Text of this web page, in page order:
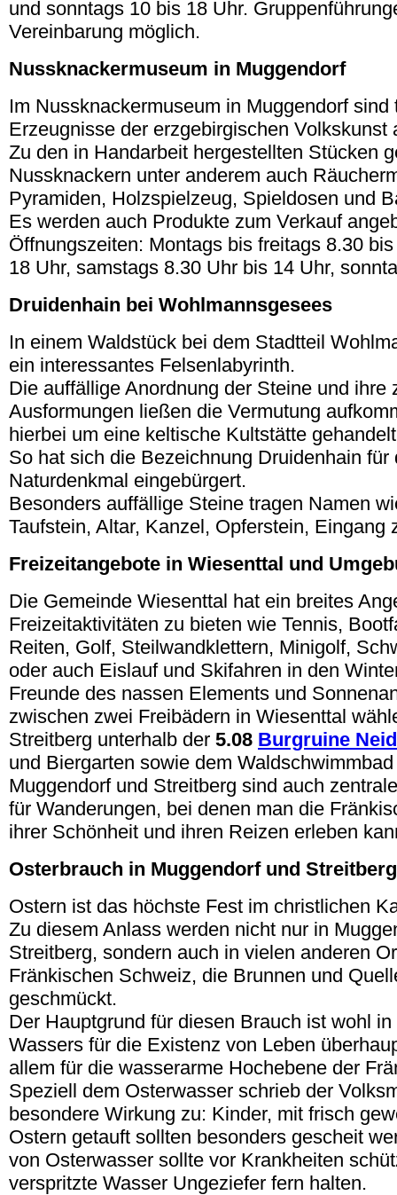
und sonntags 10 bis 18 Uhr.
Vereinbarung möglich.
Nussknackermuseum in Muggendorf
Im Nussknackermuseum in Muggendorf sind
Erzeugnisse der erzgebirgischen Volkskunst
Zu den in Handarbeit hergestellten Stücken
Nussknackern unter anderem auch
Pyramiden, Holzspielzeug, Spieldosen und
Es werden auch Produkte zum Verkauf
Öffnungszeiten: Montags bis freitags 8.30
18 Uhr, samstags 8.30 Uhr bis 14 Uhr,
Druidenhain bei Wohlmannsgesees
In einem Waldstück bei dem Stadtteil
ein interessantes Felsenlabyrinth.
Die auffällige Anordnung der Steine und ihre
Ausformungen ließen die Vermutung
hierbei um eine keltische Kultstätte
So hat sich die Bezeichnung Druidenhain für
Naturdenkmal eingebürgert.
Besonders auffällige Steine tragen Namen
Taufstein, Altar, Kanzel, Opferstein, Eingang
Freizeitangebote in Wiesenttal und
Die Gemeinde Wiesenttal hat ein breites
Freizeitaktivitäten zu bieten wie Tennis,
Reiten, Golf, Steilwandklettern, Minigolf,
oder auch Eislauf und Skifahren in den
Freunde des nassen Elements und
zwischen zwei Freibädern in Wiesenttal
Streitberg unterhalb der 5.08 Burgruine
und Biergarten sowie dem
Muggendorf und Streitberg sind auch
für Wanderungen, bei denen man die
ihrer Schönheit und ihren Reizen erleben
Osterbrauch in Muggendorf und Streitberg
Ostern ist das höchste Fest im christlichen
Zu diesem Anlass werden nicht nur in
Streitberg, sondern auch in vielen anderen
Fränkischen Schweiz, die Brunnen und
geschmückt.
Der Hauptgrund für diesen Brauch ist wohl
Wassers für die Existenz von Leben
allem für die wasserarme Hochebene der
Speziell dem Osterwasser schrieb der
besondere Wirkung zu: Kinder, mit frisch
Ostern getauft sollten besonders gescheit
von Osterwasser sollte vor Krankheiten
verspritzte Wasser Ungeziefer fern halten.